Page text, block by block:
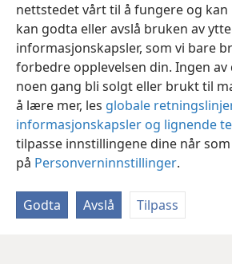
nettstedet vårt til å fungere og kan
kan godta eller avslå bruken av
informasjonskapsler, som vi bare
forbedre opplevelsen din. Ingen av
noen gang bli solgt eller brukt til
å lære mer, les globale
informasjonskapsler og lignende
tilpasse innstillingene dine når
på Personverninnstillinger.
Godta Avslå Tilpass